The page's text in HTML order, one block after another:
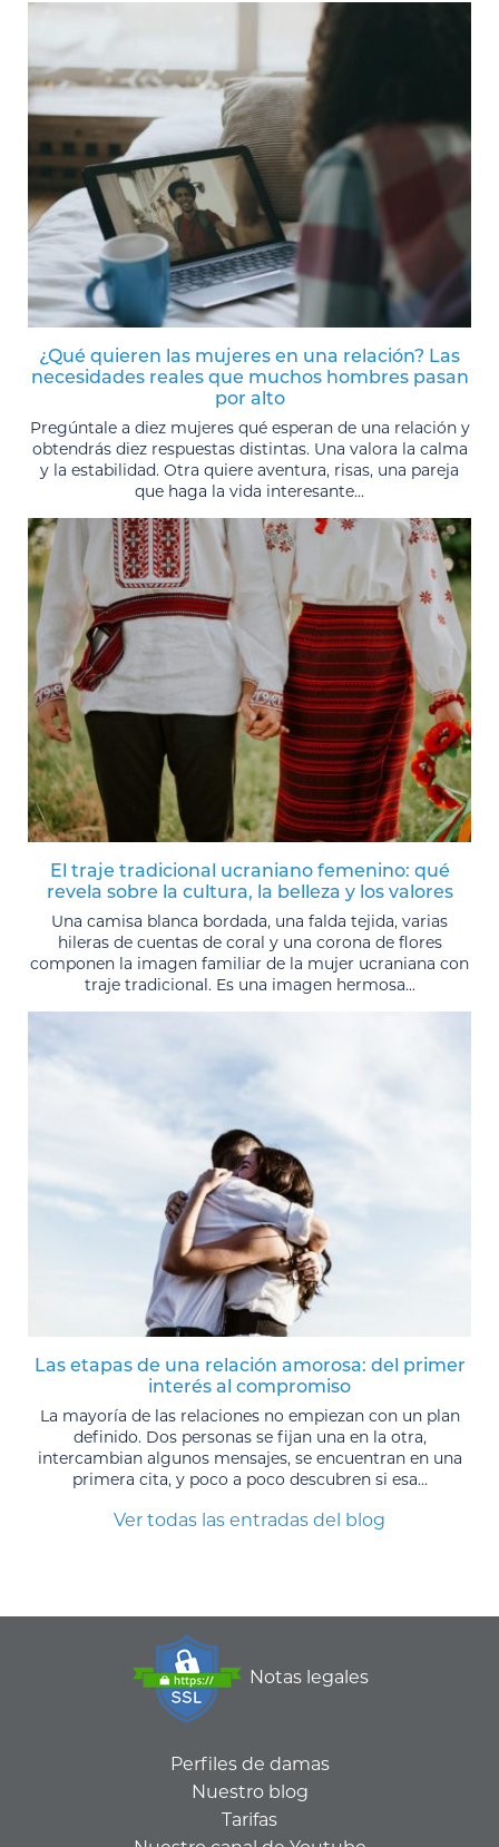
¿Qué quieren las mujeres en una relación? Las
necesidades reales que muchos hombres pasan
por alto
Pregúntale a diez mujeres qué esperan de una relación y
obtendrás diez respuestas distintas. Una valora la calma
y la estabilidad. Otra quiere aventura, risas, una pareja
que haga la vida interesante...
El traje tradicional ucraniano femenino: qué
revela sobre la cultura, la belleza y los valores
Una camisa blanca bordada, una falda tejida, varias
hileras de cuentas de coral y una corona de flores
componen la imagen familiar de la mujer ucraniana con
traje tradicional. Es una imagen hermosa...
Las etapas de una relación amorosa: del primer
interés al compromiso
La mayoría de las relaciones no empiezan con un plan
definido. Dos personas se fijan una en la otra,
intercambian algunos mensajes, se encuentran en una
primera cita, y poco a poco descubren si esa...
Ver todas las entradas del blog
Notas legales
Perfiles de damas
Nuestro blog
Tarifas